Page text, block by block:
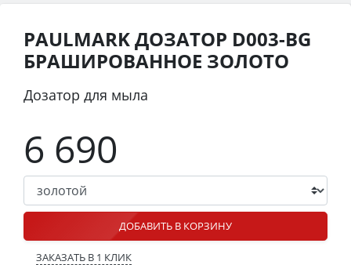
PAULMARK ДОЗАТОР D003-BG
БРАШИРОВАННОЕ ЗОЛОТО
Дозатор для мыла
6 690
ДОБАВИТЬ В КОРЗИНУ
ЗАКАЗАТЬ В 1 КЛИК